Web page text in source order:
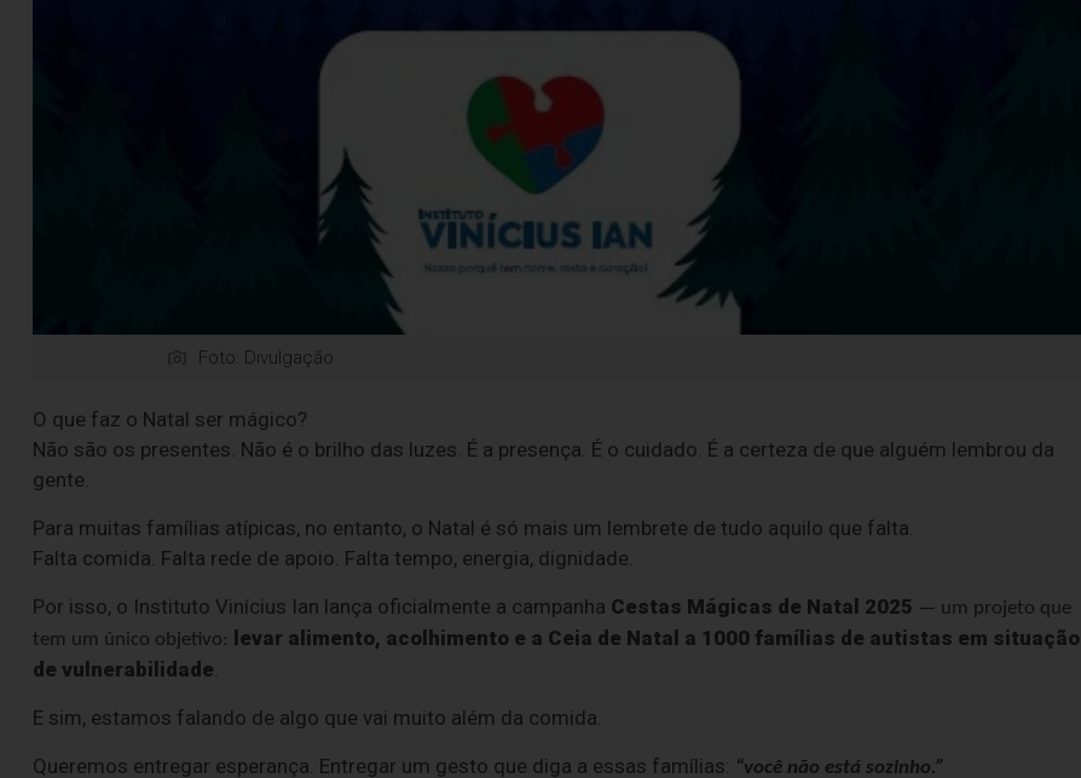
Foto: Divulgação
O que faz o Natal ser mágico?
Não são os presentes. Não é o brilho das luzes. É a presença. É o cuidado. É a certeza de que alguém lembrou da
gente.
Para muitas famílias atípicas, no entanto, o Natal é só mais um lembrete de tudo aquilo que falta.
Falta comida. Falta rede de apoio. Falta tempo, energia, dignidade.
Por isso, o Instituto Vinícius Ian lança oficialmente a campanha Cestas Mágicas de Natal 2025 — um projeto que
tem um único objetivo: levar alimento, acolhimento e a Ceia de Natal a 1000 famílias de autistas em situação
de vulnerabilidade
E sim, estamos falando de algo que vai muito além da comida.
Queremos entregar esperança. Entregar um gesto que diga a essas famílias: “você não está sozinho.”